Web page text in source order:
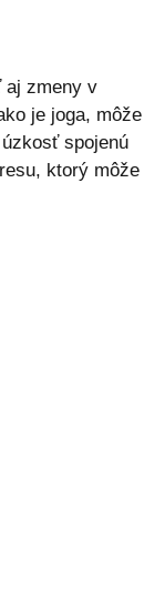
aj zmeny v
je joga, môže
spojenú
ktorý môže